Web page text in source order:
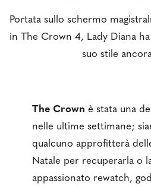
Portata sullo schermo
in The Crown 4, Lady Diana ha
suo stile
The Crown è stata una
nelle ultime settimane;
qualcuno approfitterà
Natale per recuperarla o
appassionato rewatch,